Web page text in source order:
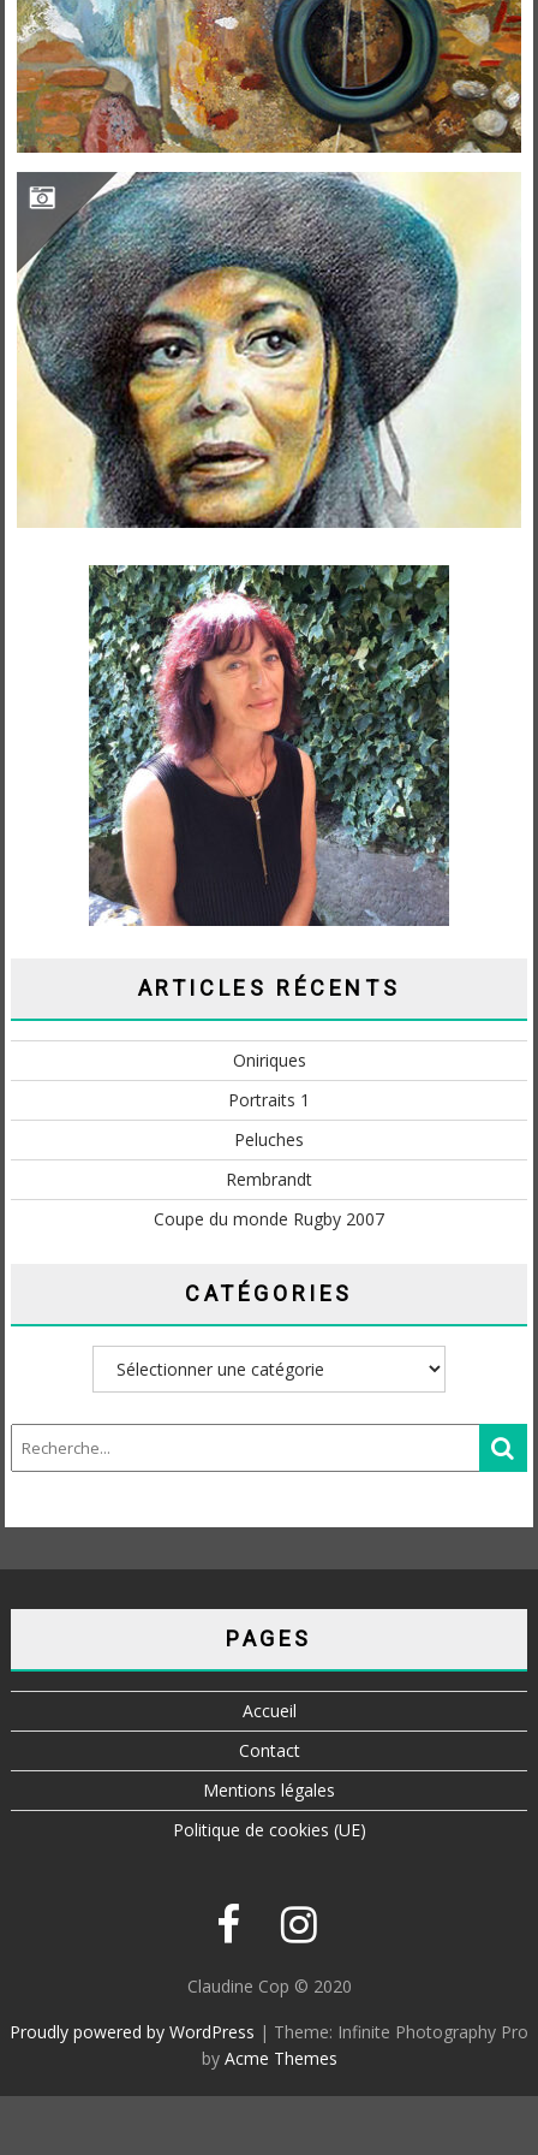
ARTICLES RÉCENTS
Oniriques
Portraits 1
Peluches
Rembrandt
Coupe du monde Rugby 2007
CATÉGORIES
Catégories
PAGES
Accueil
Contact
Mentions légales
Politique de cookies (UE)
Claudine Cop © 2020
Proudly powered by WordPress | Theme: Infinite Photography Pro
by Acme Themes